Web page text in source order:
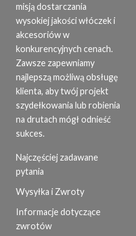
misją dostarczania
wysokiej jakości włóczek i
akcesoriów w
konkurencyjnych cenach.
Zawsze zapewniamy
najlepszą możliwą obsługę
klienta, aby twój projekt
szydełkowania lub robienia
na drutach mógł odnieść
sukces.
Najczęściej zadawane
pytania
Wysyłka i Zwroty
Informacje dotyczące
zwrotów